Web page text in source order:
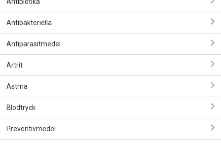
Antibakteriella
Antiparasitmedel
Artrit
Astma
Blodtryck
Preventivmedel